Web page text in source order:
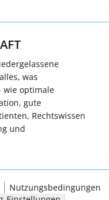
was
wie optimale
gute
Rechtswissen
und
Nutzungsbedingungen